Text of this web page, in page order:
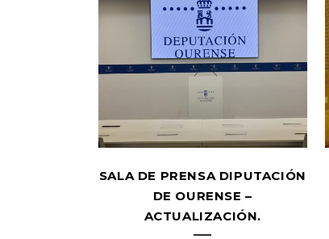
SALA DE PRENSA DIPUTACIÓN
DE OURENSE –
ACTUALIZACIÓN.